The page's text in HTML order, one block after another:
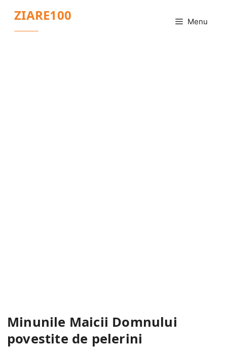
conținut
ZIARE100 Menu
Minunile Maicii Domnului
povestite de pelerini